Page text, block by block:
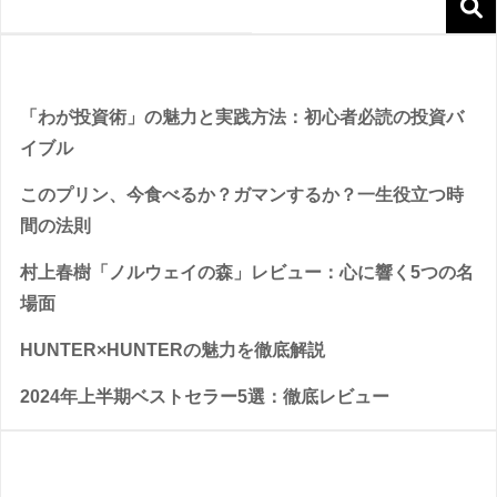
「わが投資術」の魅力と実践方法：初心者必読の投資バ
イブル
このプリン、今食べるか？ガマンするか？一生役立つ時
間の法則
村上春樹「ノルウェイの森」レビュー：心に響く5つの名
場面
HUNTER×HUNTERの魅力を徹底解説
2024年上半期ベストセラー5選：徹底レビュー